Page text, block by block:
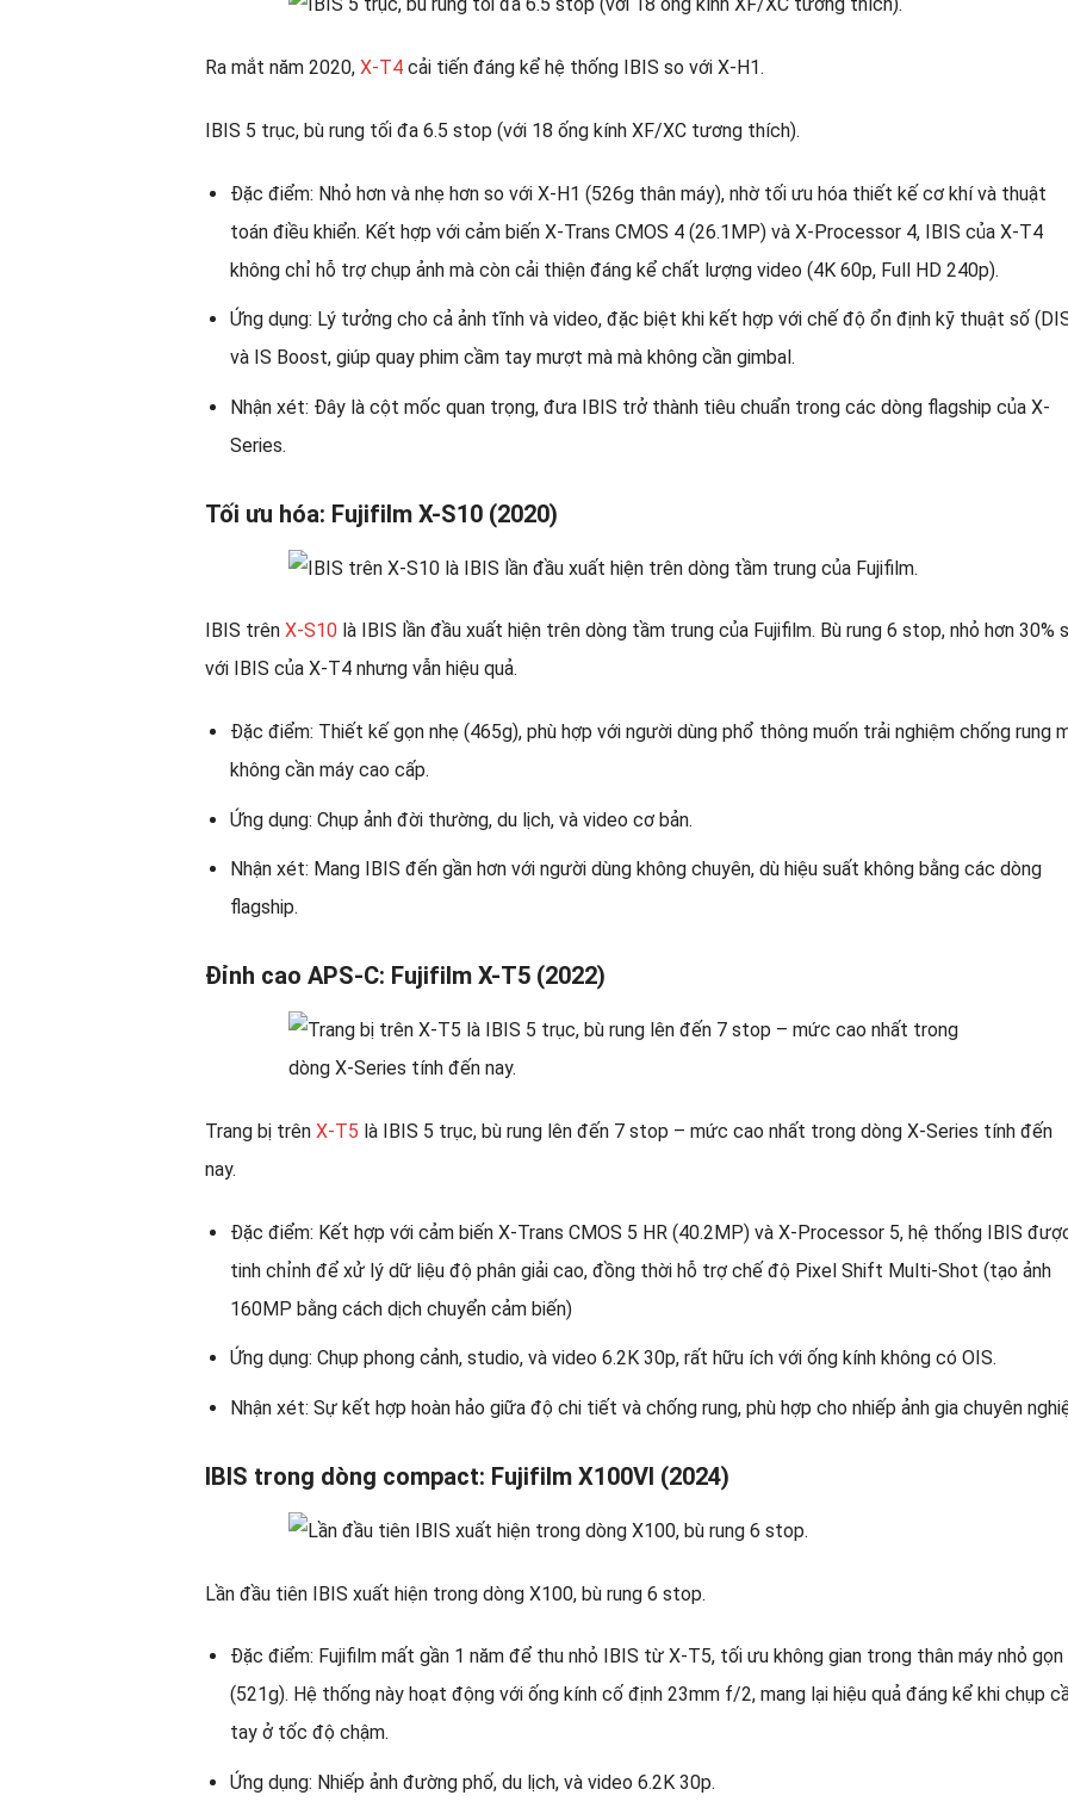
Ra mắt năm 2020, X-T4 cải tiến đáng kể hệ thống IBIS so với X-H1.
IBIS 5 trục, bù rung tối đa 6.5 stop (với 18 ống kính XF/XC tương thích).
Đặc điểm: Nhỏ hơn và nhẹ hơn so với X-H1 (526g thân máy), nhờ tối ưu hóa thiết kế cơ khí và thuật
toán điều khiển. Kết hợp với cảm biến X-Trans CMOS 4 (26.1MP) và X-Processor 4, IBIS của X-T4
không chỉ hỗ trợ chụp ảnh mà còn cải thiện đáng kể chất lượng video (4K 60p, Full HD 240p).
Ứng dụng: Lý tưởng cho cả ảnh tĩnh và video, đặc biệt khi kết hợp với chế độ ổn định kỹ thuật số
và IS Boost, giúp quay phim cầm tay mượt mà mà không cần gimbal.
Nhận xét: Đây là cột mốc quan trọng, đưa IBIS trở thành tiêu chuẩn trong các dòng flagship của X-
Series.
Tối ưu hóa: Fujifilm X-S10 (2020)
IBIS trên X-S10 là IBIS lần đầu xuất hiện trên dòng tầm trung của Fujifilm. Bù rung 6 stop, nhỏ hơn 30%
với IBIS của X-T4 nhưng vẫn hiệu quả.
Đặc điểm: Thiết kế gọn nhẹ (465g), phù hợp với người dùng phổ thông muốn trải nghiệm chống rung
không cần máy cao cấp.
Ứng dụng: Chụp ảnh đời thường, du lịch, và video cơ bản.
Nhận xét: Mang IBIS đến gần hơn với người dùng không chuyên, dù hiệu suất không bằng các dòng
flagship.
Đỉnh cao APS-C: Fujifilm X-T5 (2022)
Trang bị trên X-T5 là IBIS 5 trục, bù rung lên đến 7 stop – mức cao nhất trong dòng X-Series tính đến
nay.
Đặc điểm: Kết hợp với cảm biến X-Trans CMOS 5 HR (40.2MP) và X-Processor 5, hệ thống IBIS
tinh chỉnh để xử lý dữ liệu độ phân giải cao, đồng thời hỗ trợ chế độ Pixel Shift Multi-Shot (tạo ảnh
160MP bằng cách dịch chuyển cảm biến)
Ứng dụng: Chụp phong cảnh, studio, và video 6.2K 30p, rất hữu ích với ống kính không có OIS.
Nhận xét: Sự kết hợp hoàn hảo giữa độ chi tiết và chống rung, phù hợp cho nhiếp ảnh gia chuyên
IBIS trong dòng compact: Fujifilm X100VI (2024)
Lần đầu tiên IBIS xuất hiện trong dòng X100, bù rung 6 stop.
Đặc điểm: Fujifilm mất gần 1 năm để thu nhỏ IBIS từ X-T5, tối ưu không gian trong thân máy nhỏ gọn
(521g). Hệ thống này hoạt động với ống kính cố định 23mm f/2, mang lại hiệu quả đáng kể khi chụp
tay ở tốc độ chậm.
Ứng dụng: Nhiếp ảnh đường phố, du lịch, và video 6.2K 30p.